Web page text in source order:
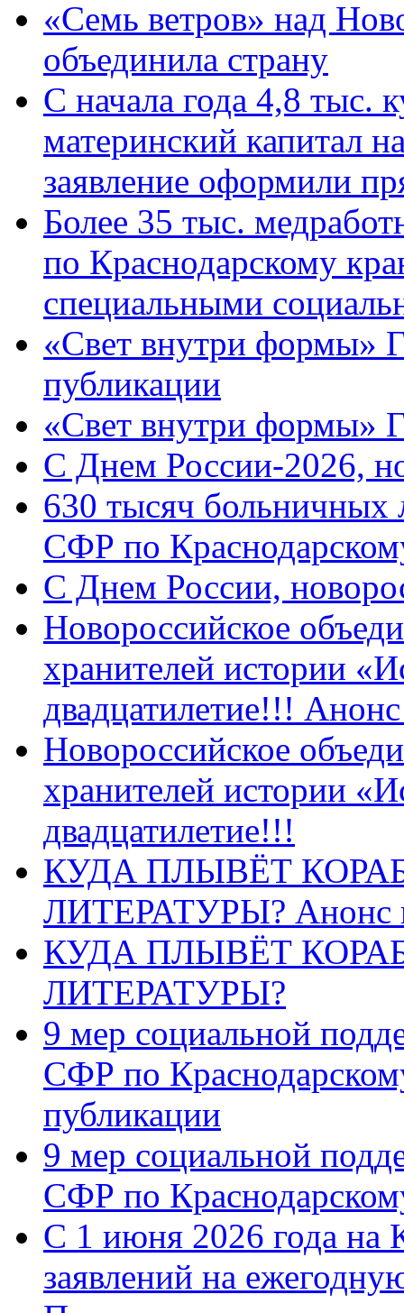
«Семь ветров» над
объединила страну
С начала года 4,8 тыс.
материнский капитал
заявление оформили
Более 35 тыс.
по Краснодарскому
специальными
«Свет внутри формы»
публикации
«Свет внутри формы»
C Днем России-2026,
630 тысяч больничных
СФР по
C Днем России,
Новороссийское
хранителей истории
двадцатилетие!!!
Новороссийское
хранителей истории
двадцатилетие!!!
КУДА ПЛЫВЁТ
ЛИТЕРАТУРЫ? Анонс
КУДА ПЛЫВЁТ
ЛИТЕРАТУРЫ?
9 мер социальной
СФР по
публикации
9 мер социальной
СФР по
С 1 июня 2026 года на
заявлений на